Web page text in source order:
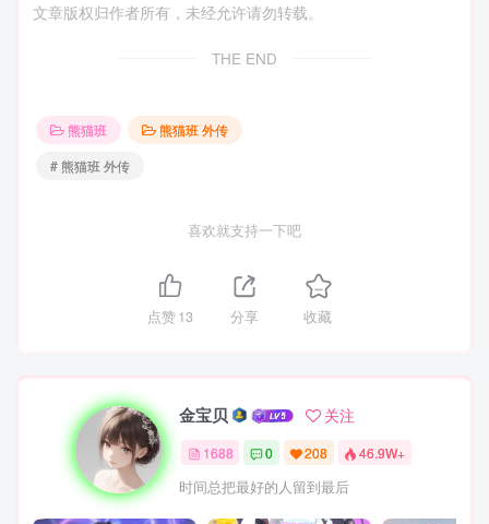
文章版权归作者所有，未经允许请勿转载。
THE END
熊猫班
熊猫班 外传
# 熊猫班 外传
喜欢就支持一下吧
点赞13 分享 收藏
金宝贝 关注
1688 0 208 46.9W+
时间总把最好的人留到最后